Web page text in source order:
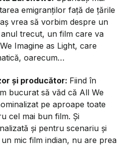
emigranților față de țările
vrea să vorbim despre un
trecut, un film care va
Imagine as Light, care
oarecum…
și producător: Fiind în
bucurat să văd că All We
pe aproape toate
cel mai bun film. Și
și pentru scenariu și
mic film indian, nu are prea